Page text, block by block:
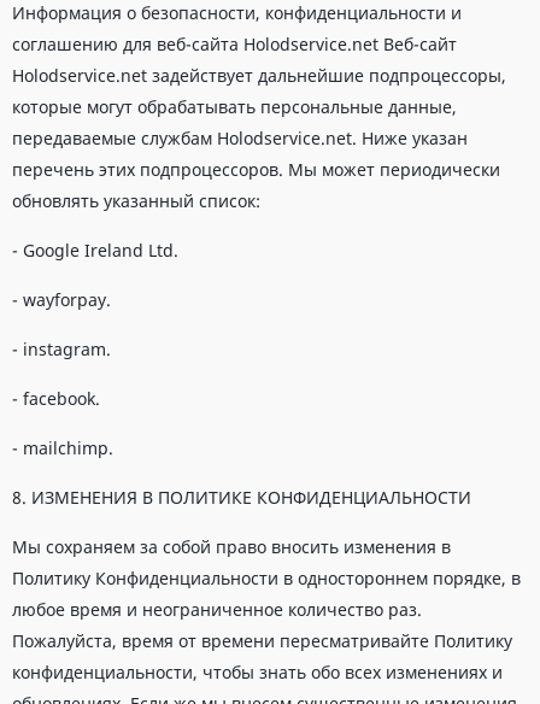
Информация о безопасности, конфиденциальности и
соглашению для веб-сайта Holodservice.net Веб-сайт
Holodservice.net задействует дальнейшие подпроцессоры,
которые могут обрабатывать персональные данные,
передаваемые службам Holodservice.net. Ниже указан
перечень этих подпроцессоров. Мы может периодически
обновлять указанный список:
- Google Ireland Ltd.
- wayforpay.
- instagram.
- facebook.
- mailchimp.
8. ИЗМЕНЕНИЯ В ПОЛИТИКЕ КОНФИДЕНЦИАЛЬНОСТИ
Мы сохраняем за собой право вносить изменения в
Политику Конфиденциальности в одностороннем порядке, в
любое время и неограниченное количество раз.
Пожалуйста, время от времени пересматривайте Политику
конфиденциальности, чтобы знать обо всех изменениях и